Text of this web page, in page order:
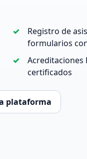
Registro de
formularios
Acreditaciones
certificados
plataforma